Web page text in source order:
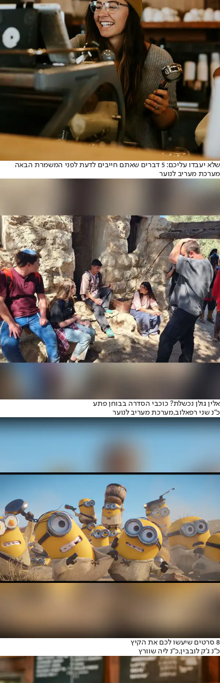
שלא יעבדו עליכם: 5 דברים שאתם חייבים לדעת לפני המשמרת הבאה
מערכת מעריב לנוער
אלין גולן נכשלת? כוכבי הסדרה בבוחן פתע
כ"נ שני רפאלוב,מערכת מעריב לנוער
8 סרטים שיעשו לכם את הקיץ
כ״נ ג'ק לובבין,כ״נ ליה שוורץ